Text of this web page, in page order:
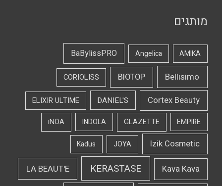
מותגים
AMIKA
Angelica
BaBylissPRO
Bellisimo
BIOTOP
CORIOLISS
Cortex Beauty
DANIEL'S
ELIXIR ULTIME
EMPIRE
GLAZETTE
INDOLA
iNOA
Izik Cosmetic
JOYA
Kadus
Kava Kava
KERASTASE
LA BEAUT'E